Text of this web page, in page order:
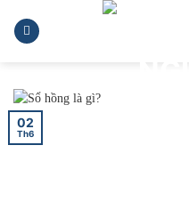
content
02
Th6